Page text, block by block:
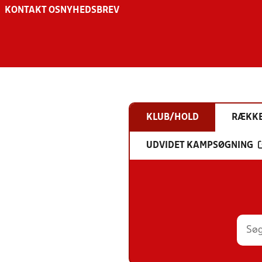
KONTAKT OS NYHEDSBREV
KLUB/HOLD
UDVIDET KAMPSØGNING